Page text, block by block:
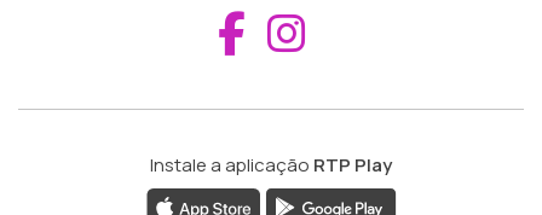
Aceder ao
Instale a aplicação RTP Play